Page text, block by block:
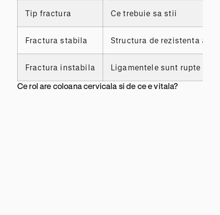
Tip fractura
Ce trebuie sa stii
Fractura stabila Structura de rezistenta a
Fractura instabila
Ligamentele sunt rupte
Ce rol are coloana cervicala si de ce e vitala?